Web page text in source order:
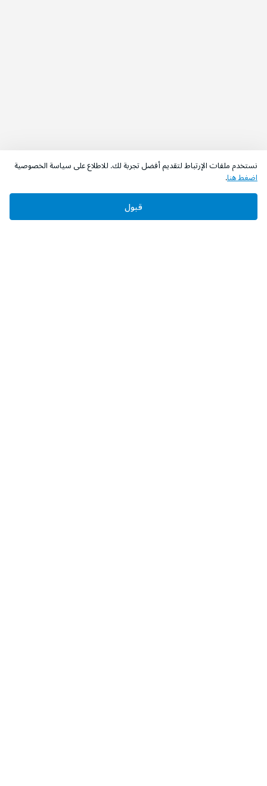
نستخدم ملفات الإرتباط لتقديم أفضل تجربة لك. للاطلاع على سياسة الخصوصية
اضغط هنا.
قبول